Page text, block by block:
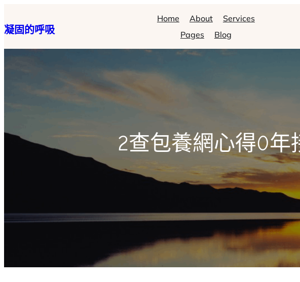
至
主
凝固的呼吸
Home About
Services
Pages
Blog
2查包養網心得0年